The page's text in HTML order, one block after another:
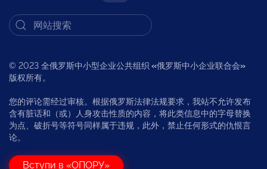
© 2023 全俄罗斯中小型企业公共组织 «俄罗斯中小企业联合会»
版权所有。
您的评论需经过审核。根据俄罗斯法律法规要求，我站不允许发布
含有脏话和（或）人身攻击性质的内容，将此类信息中的字母替换
为点、破折号等符号同样属于违规，此外，禁止任何形式的仇恨言
论。
Вступи в «ОПОРУ»